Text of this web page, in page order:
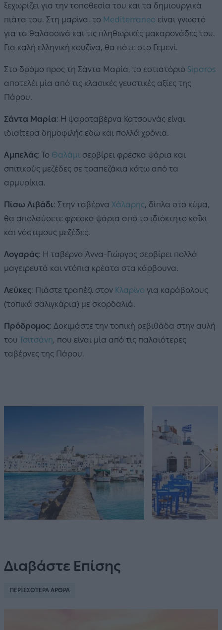
ξεχωρίζει για την τοποθεσία του και τα δημιουργικά
πιάτα του. Στη μαρίνα, το Mediterraneo είναι γνωστό
για τα θαλασσινά και τις πληθωρικές μακαρονάδες του.
Για καλή ελληνική κουζίνα, θα πάτε στο Γεμενί.
Στο δρόμο προς τη Σάντα Μαρία, το εστιατόριο Siparos
αποτελέι μία από τις κλασικές γευστικές αξίες της
Πάρου.
Σάντα Μαρία: Η ψαροταβέρνα Κατσουνάς είναι
ιδιαίτερα δημοφιλής εδώ και πολλά χρόνια.
Αμπελάς: Το Θαλάμι σερβίρει φρέσκα ψάρια και
σπιτικούς μεζέδες σε τραπεζάκια κάτω από τα
αρμυρίκια.
Πίσω Λιβάδι: Στην ταβέρνα Χάλαρης, δίπλα στο κύμα,
θα απολαύσετε φρέσκα ψάρια από το ιδιόκτητο καΐκι
και νόστιμους μεζέδες.
Λογαράς: Η ταβέρνα Άννα-Γιώργος σερβίρει πολλά
μαγειρευτά και ντόπια κρέατα στα κάρβουνα.
Λεύκες: Πιάστε τραπέζι στον Κλαρίνο για καράβολους
(τοπικά σαλιγκάρια) με σκορδαλιά.
Πρόδρομος: Δοκιμάστε την τοπική ρεβιθάδα στην αυλή
του Τσιτσάνη, που είναι μία από τις παλαιότερες
ταβέρνες της Πάρου.
Διαβάστε Επίσης
ΠΕΡΙΣΣΟΤΕΡΑ ΑΡΘΡΑ